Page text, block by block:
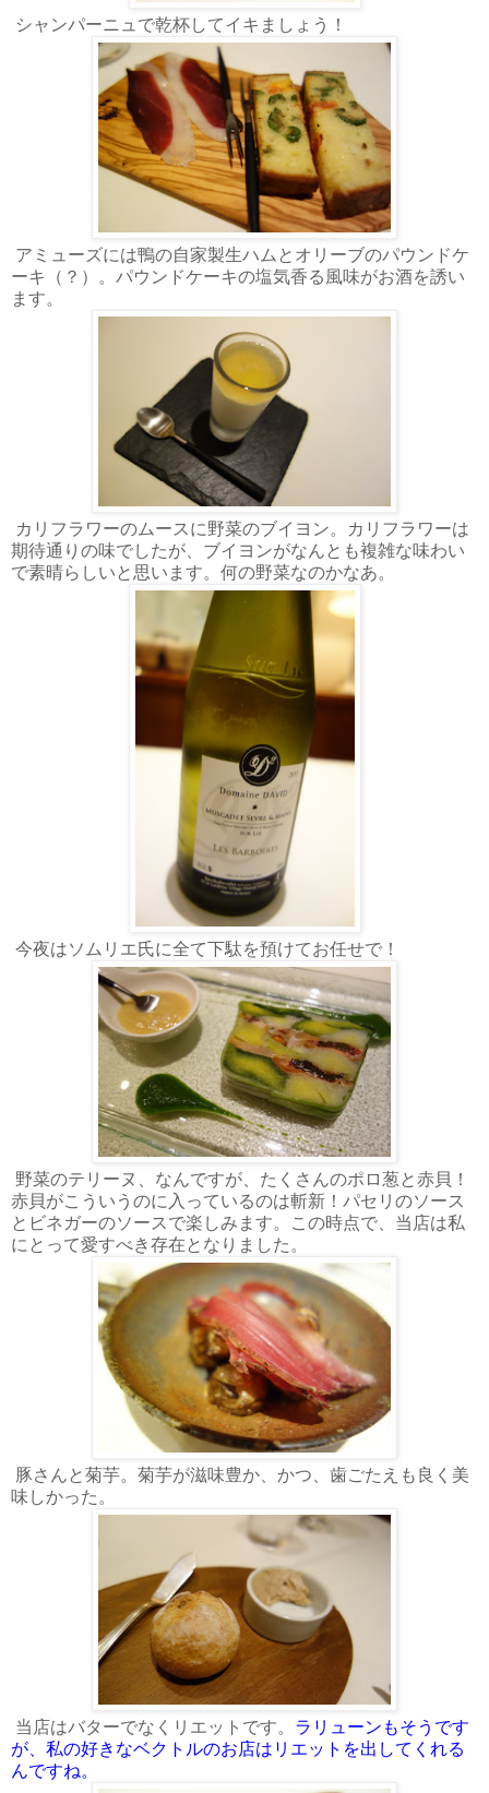
シャンパーニュで乾杯してイキましょう！
アミューズには鴨の自家製生ハムとオリーブのパウンドケ
ーキ（？）。パウンドケーキの塩気香る風味がお酒を誘い
ます。
カリフラワーのムースに野菜のブイヨン。カリフラワーは
期待通りの味でしたが、ブイヨンがなんとも複雑な味わい
で素晴らしいと思います。何の野菜なのかなあ。
今夜はソムリエ氏に全て下駄を預けてお任せで！
野菜のテリーヌ、なんですが、たくさんのポロ葱と赤貝！
赤貝がこういうのに入っているのは斬新！パセリのソース
とビネガーのソースで楽しみます。この時点で、当店は私
にとって愛すべき存在となりました。
豚さんと菊芋。菊芋が滋味豊か、かつ、歯ごたえも良く美
味しかった。
当店はバターでなくリエットです。 ラリューンもそうです
が、私の好きなベクトルのお店はリエットを出してくれる
んですね。